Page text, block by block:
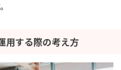
用する際の考え方